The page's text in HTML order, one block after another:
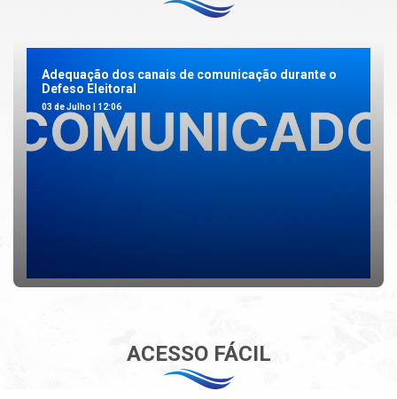
Adequação dos canais de comunicação durante o
Defeso Eleitoral
03 de Julho | 12:06
ACESSO FÁCIL